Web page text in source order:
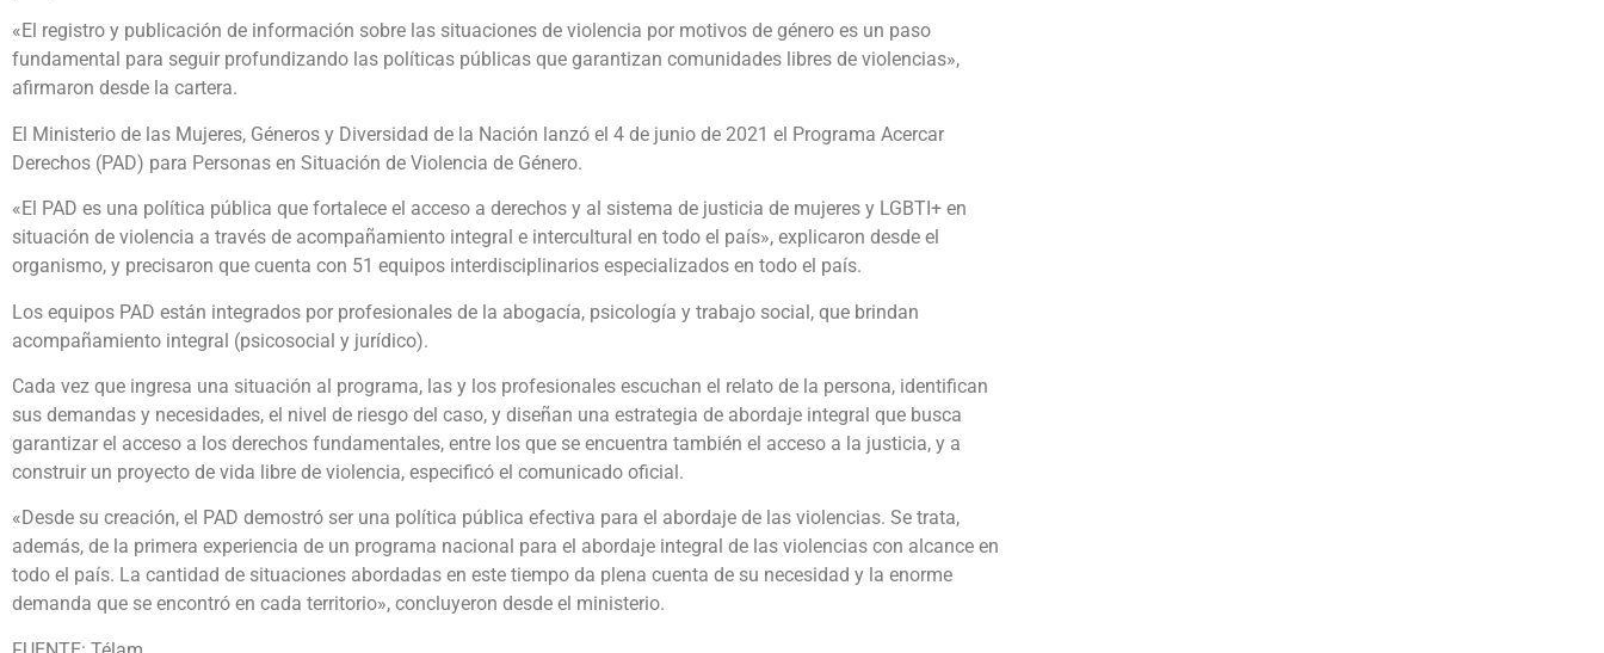
«El registro y publicación de información sobre las situaciones de violencia por motivos de género es un paso
fundamental para seguir profundizando las políticas públicas que garantizan comunidades libres de violencias»,
afirmaron desde la cartera.
El Ministerio de las Mujeres, Géneros y Diversidad de la Nación lanzó el 4 de junio de 2021 el Programa Acercar
Derechos (PAD) para Personas en Situación de Violencia de Género.
«El PAD es una política pública que fortalece el acceso a derechos y al sistema de justicia de mujeres y LGBTI+ en
situación de violencia a través de acompañamiento integral e intercultural en todo el país», explicaron desde el
organismo, y precisaron que cuenta con 51 equipos interdisciplinarios especializados en todo el país.
Los equipos PAD están integrados por profesionales de la abogacía, psicología y trabajo social, que brindan
acompañamiento integral (psicosocial y jurídico).
Cada vez que ingresa una situación al programa, las y los profesionales escuchan el relato de la persona, identifican
sus demandas y necesidades, el nivel de riesgo del caso, y diseñan una estrategia de abordaje integral que busca
garantizar el acceso a los derechos fundamentales, entre los que se encuentra también el acceso a la justicia, y a
construir un proyecto de vida libre de violencia, especificó el comunicado oficial.
«Desde su creación, el PAD demostró ser una política pública efectiva para el abordaje de las violencias. Se trata,
además, de la primera experiencia de un programa nacional para el abordaje integral de las violencias con alcance en
todo el país. La cantidad de situaciones abordadas en este tiempo da plena cuenta de su necesidad y la enorme
demanda que se encontró en cada territorio», concluyeron desde el ministerio.